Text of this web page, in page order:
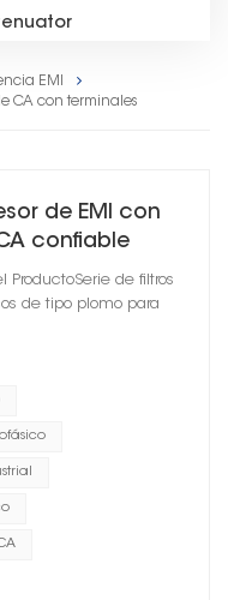
EMI
CA con terminales
de EMI con
confiable
ProductoSerie de filtros
de tipo plomo para